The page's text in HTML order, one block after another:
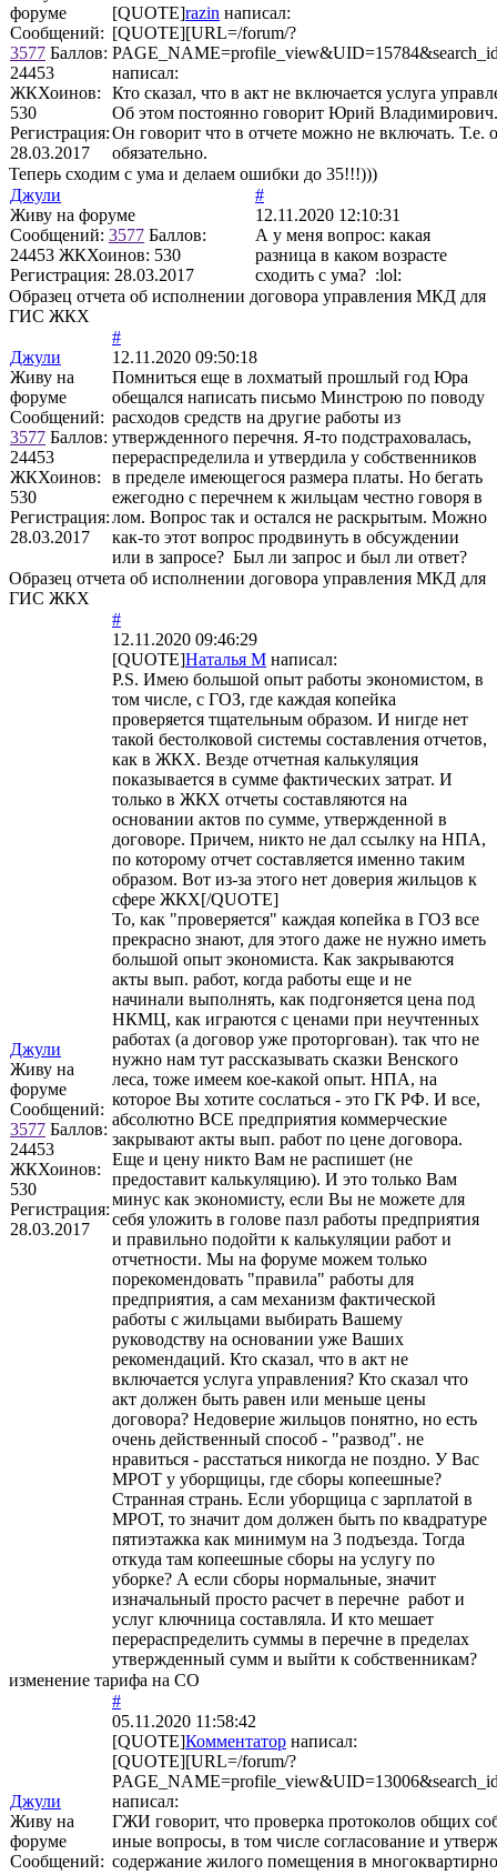
форуме
Сообщений:
3577 Баллов:
24453
ЖКХоинов:
530
Регистрация:
28.03.2017
[QUOTE]razin написал:
[QUOTE][URL=/forum/?
написал:
Кто сказал, что в акт не включается услуга
Об этом постоянно говорит Юрий
Он говорит что в отчете можно не включать. Т.е.
обязательно.
Теперь сходим с ума и делаем ошибки до 35!!!)))
Джули
Живу на форуме
Сообщений: 3577 Баллов:
24453 ЖКХоинов: 530
Регистрация: 28.03.2017
#
12.11.2020 12:10:31
А у меня вопрос: какая
разница в каком возрасте
сходить с ума? :lol:
Образец отчета об исполнении договора управления МКД для
ГИС ЖКХ
Джули
Живу на
форуме
Сообщений:
3577 Баллов:
24453
ЖКХоинов:
530
Регистрация:
28.03.2017
#
12.11.2020 09:50:18
Помниться еще в лохматый прошлый год Юра
обещался написать письмо Минстрою по поводу
расходов средств на другие работы из
утвержденного перечня. Я-то подстраховалась,
перераспределила и утвердила у собственников
в пределе имеющегося размера платы. Но бегать
ежегодно с перечнем к жильцам честно говоря в
лом. Вопрос так и остался не раскрытым. Можно
как-то этот вопрос продвинуть в обсуждении
или в запросе? Был ли запрос и был ли ответ?
Образец отчета об исполнении договора управления МКД для
ГИС ЖКХ
Джули
Живу на
форуме
Сообщений:
3577 Баллов:
24453
ЖКХоинов:
530
Регистрация:
28.03.2017
#
12.11.2020 09:46:29
[QUOTE]Наталья М написал:
P.S. Имею большой опыт работы экономистом, в
том числе, с ГОЗ, где каждая копейка
проверяется тщательным образом. И нигде нет
такой бестолковой системы составления отчетов,
как в ЖКХ. Везде отчетная калькуляция
показывается в сумме фактических затрат. И
только в ЖКХ отчеты составляются на
основании актов по сумме, утвержденной в
договоре. Причем, никто не дал ссылку на НПА,
по которому отчет составляется именно таким
образом. Вот из-за этого нет доверия жильцов к
сфере ЖКХ[/QUOTE]
То, как "проверяется" каждая копейка в ГОЗ все
прекрасно знают, для этого даже не нужно иметь
большой опыт экономиста. Как закрываются
акты вып. работ, когда работы еще и не
начинали выполнять, как подгоняется цена под
НКМЦ, как играются с ценами при неучтенных
работах (а договор уже проторгован). так что не
нужно нам тут рассказывать сказки Венского
леса, тоже имеем кое-какой опыт. НПА, на
которое Вы хотите сослаться - это ГК РФ. И все,
абсолютно ВСЕ предприятия коммерческие
закрывают акты вып. работ по цене договора.
Еще и цену никто Вам не распишет (не
предоставит калькуляцию). И это только Вам
минус как экономисту, если Вы не можете для
себя уложить в голове пазл работы предприятия
и правильно подойти к калькуляции работ и
отчетности. Мы на форуме можем только
порекомендовать "правила" работы для
предприятия, а сам механизм фактической
работы с жильцами выбирать Вашему
руководству на основании уже Ваших
рекомендаций. Кто сказал, что в акт не
включается услуга управления? Кто сказал что
акт должен быть равен или меньше цены
договора? Недоверие жильцов понятно, но есть
очень действенный способ - "развод". не
нравиться - расстаться никогда не поздно. У Вас
МРОТ у уборщицы, где сборы копеешные?
Странная странь. Если уборщица с зарплатой в
МРОТ, то значит дом должен быть по квадратуре
пятиэтажка как минимум на 3 подъезда. Тогда
откуда там копеешные сборы на услугу по
уборке? А если сборы нормальные, значит
изначальный просто расчет в перечне работ и
услуг ключница составляла. И кто мешает
перераспределить суммы в перечне в пределах
утвержденный сумм и выйти к собственникам?
изменение тарифа на СО
Джули
Живу на
форуме
Сообщений:
#
05.11.2020 11:58:42
[QUOTE]Комментатор написал:
[QUOTE][URL=/forum/?
написал:
ГЖИ говорит, что проверка протоколов общих
иные вопросы, в том числе согласование и
содержание жилого помещения в